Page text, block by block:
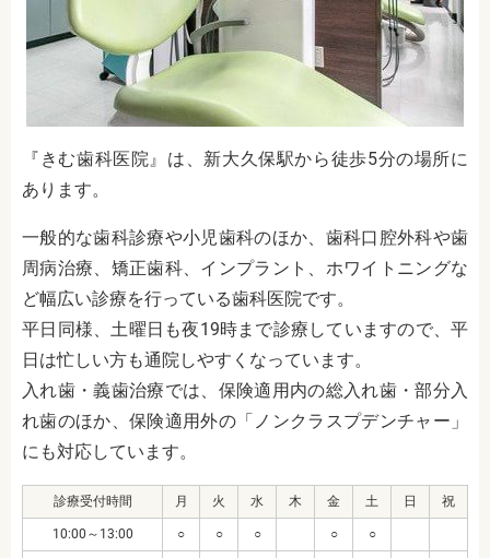
『きむ歯科医院』は、新大久保駅から徒歩5分の場所に
あります。
一般的な歯科診療や小児歯科のほか、歯科口腔外科や歯
周病治療、矯正歯科、インプラント、ホワイトニングな
ど幅広い診療を行っている歯科医院です。
平日同様、土曜日も夜19時まで診療していますので、平
日は忙しい方も通院しやすくなっています。
入れ歯・義歯治療では、保険適用内の総入れ歯・部分入
れ歯のほか、保険適用外の「ノンクラスプデンチャー」
にも対応しています。
診療受付時間 月 火 水 木 金 土 日 祝
10:00～13:00 ○ ○ ○ ○ ○